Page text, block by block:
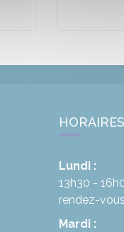
Lundi :
13h30 -
rendez-
Mardi :